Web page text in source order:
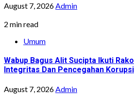
August 7, 2026 Admin
2 min read
Umum
Wabup Bagus Alit Sucipta Ikuti
Integritas Dan Pencegahan
August 7, 2026Admin